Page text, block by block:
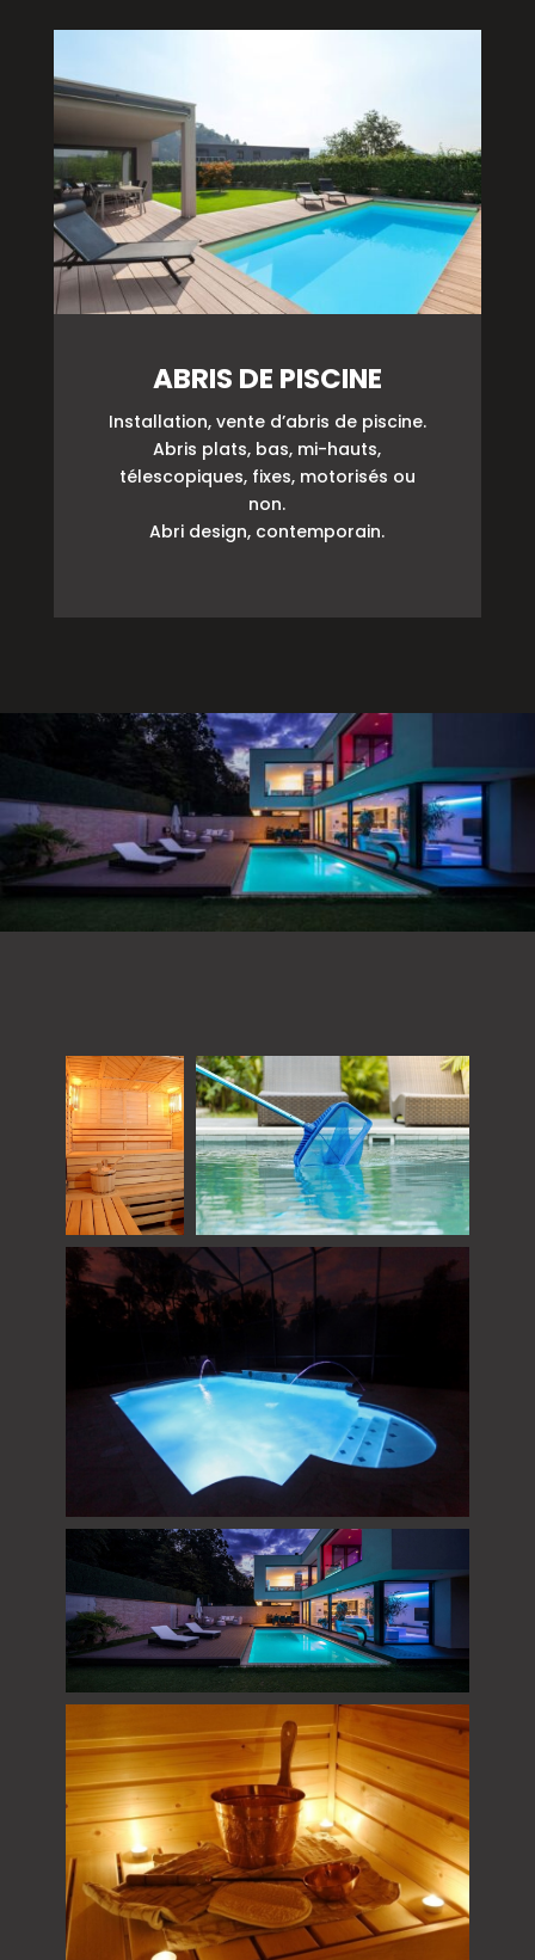
ABRIS DE PISCINE
Installation, vente d’abris de piscine.
Abris plats, bas, mi-hauts,
télescopiques, fixes, motorisés ou
non.
Abri design, contemporain.